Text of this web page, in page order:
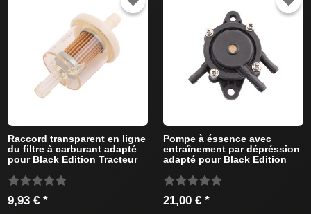
Raccord transparent en ligne
du filtre à carburant adapté
pour Black Edition Tracteur
9,93 € *
Pompe à éssence avec
entraînement par dépréssion
adapté pour Black Edition
21,00 € *